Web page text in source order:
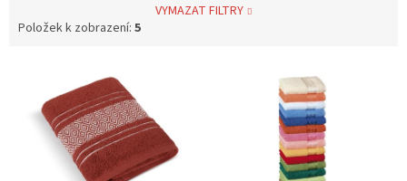
VYMAZAT FILTRY
Položek k zobrazení: 5